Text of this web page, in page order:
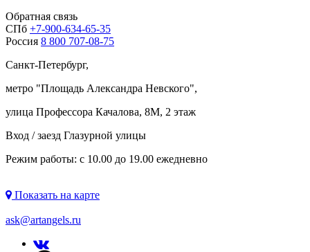
Обратная связь
СПб +7-900-634-65-35
Россия 8 800 707-08-75
Санкт-Петербург,
метро "Площадь Александра Невского",
улица Профессора Качалова, 8М, 2 этаж
Вход / заезд Глазурной улицы
Режим работы: с 10.00 до 19.00 ежедневно
Показать на карте
ask@artangels.ru